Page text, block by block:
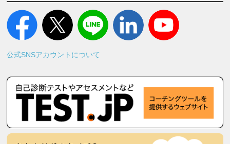
公式SNSアカウントについて